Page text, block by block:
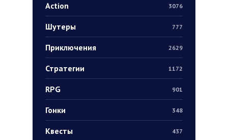
Action 3076
Шутеры 777
Приключения 2629
Стратегии 1172
RPG 901
Гонки 348
Квесты 437